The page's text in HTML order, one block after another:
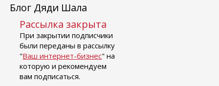
Блог Дяди Шала
Рассылка закрыта
При закрытии подписчики
были переданы в рассылку
"Ваш интернет-бизнес" на
которую и рекомендуем
вам подписаться.